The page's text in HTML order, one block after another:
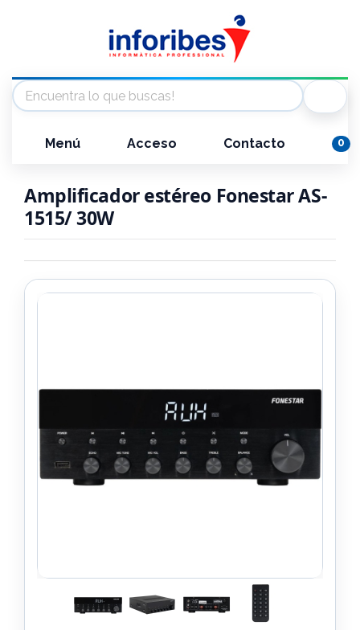
Menú Acceso Contacto 0
Amplificador estéreo Fonestar AS-
1515/ 30W